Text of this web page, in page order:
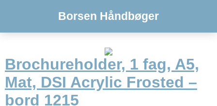
Borsen Håndbøger
Brochureholder, 1 fag, A5,
Mat, DSI Acrylic Frosted –
bord 1215